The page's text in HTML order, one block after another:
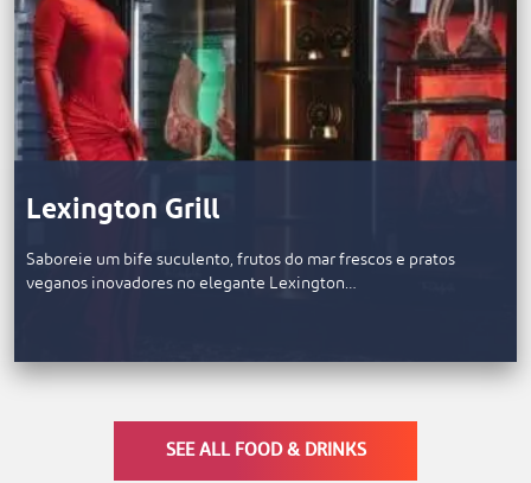
Lexington Grill
Saboreie um bife suculento, frutos do mar frescos e pratos
veganos inovadores no elegante Lexington…
SEE ALL FOOD & DRINKS